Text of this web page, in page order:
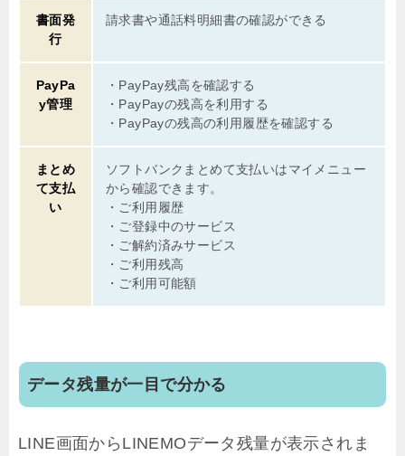
書面発
行
請求書や通話料明細書の確認ができる
PayPa
y管理
・PayPay残高を確認する
・PayPayの残高を利用する
・PayPayの残高の利用履歴を確認する
まとめ
て支払
い
ソフトバンクまとめて支払いはマイメニュー
から確認できます。
・ご利用履歴
・ご登録中のサービス
・ご解約済みサービス
・ご利用残高
・ご利用可能額
データ残量が一目で分かる
LINE画面からLINEMOデータ残量が表示されま